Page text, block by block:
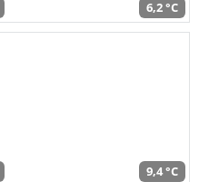
6,2 °C
9,4 °C